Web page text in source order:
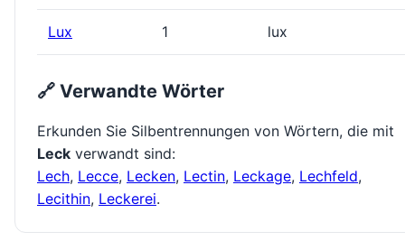
Lux 1 lux
🔗 Verwandte Wörter
Erkunden Sie Silbentrennungen von Wörtern, die mit
Leck verwandt sind:
Lech, Lecce, Lecken, Lectin, Leckage, Lechfeld,
Lecithin, Leckerei.